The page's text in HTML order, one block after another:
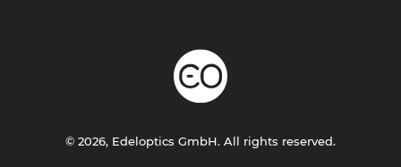
© 2026, Edeloptics GmbH. All rights reserved.